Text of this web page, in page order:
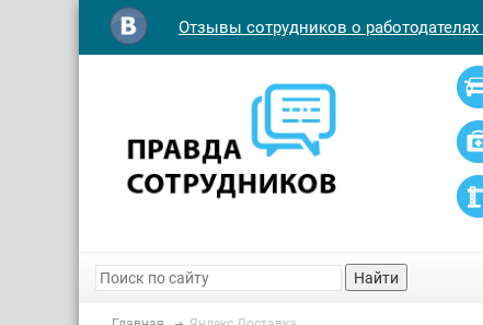
Отзывы сотрудников о
Найти